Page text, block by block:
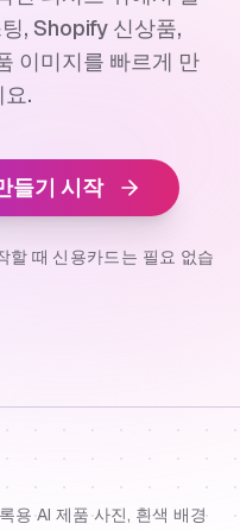
, Shopify 신상품,
이미지를 빠르게 만
.
들기 시작
때 신용카드는 필요 없습
용 AI 제품 사진, 흰색 배경